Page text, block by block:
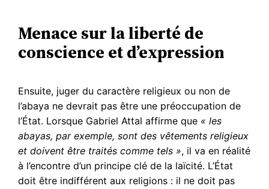
Menace sur la liberté de
conscience et d’expression
Ensuite, juger du caractère religieux ou non de
l’abaya ne devrait pas être une préoccupation de
l’État. Lorsque Gabriel Attal affirme que « les
abayas, par exemple, sont des vêtements religieux
et doivent être traités comme tels », il va en réalité
à l’encontre d’un principe clé de la laïcité. L’État
doit être indifférent aux religions : il ne doit pas